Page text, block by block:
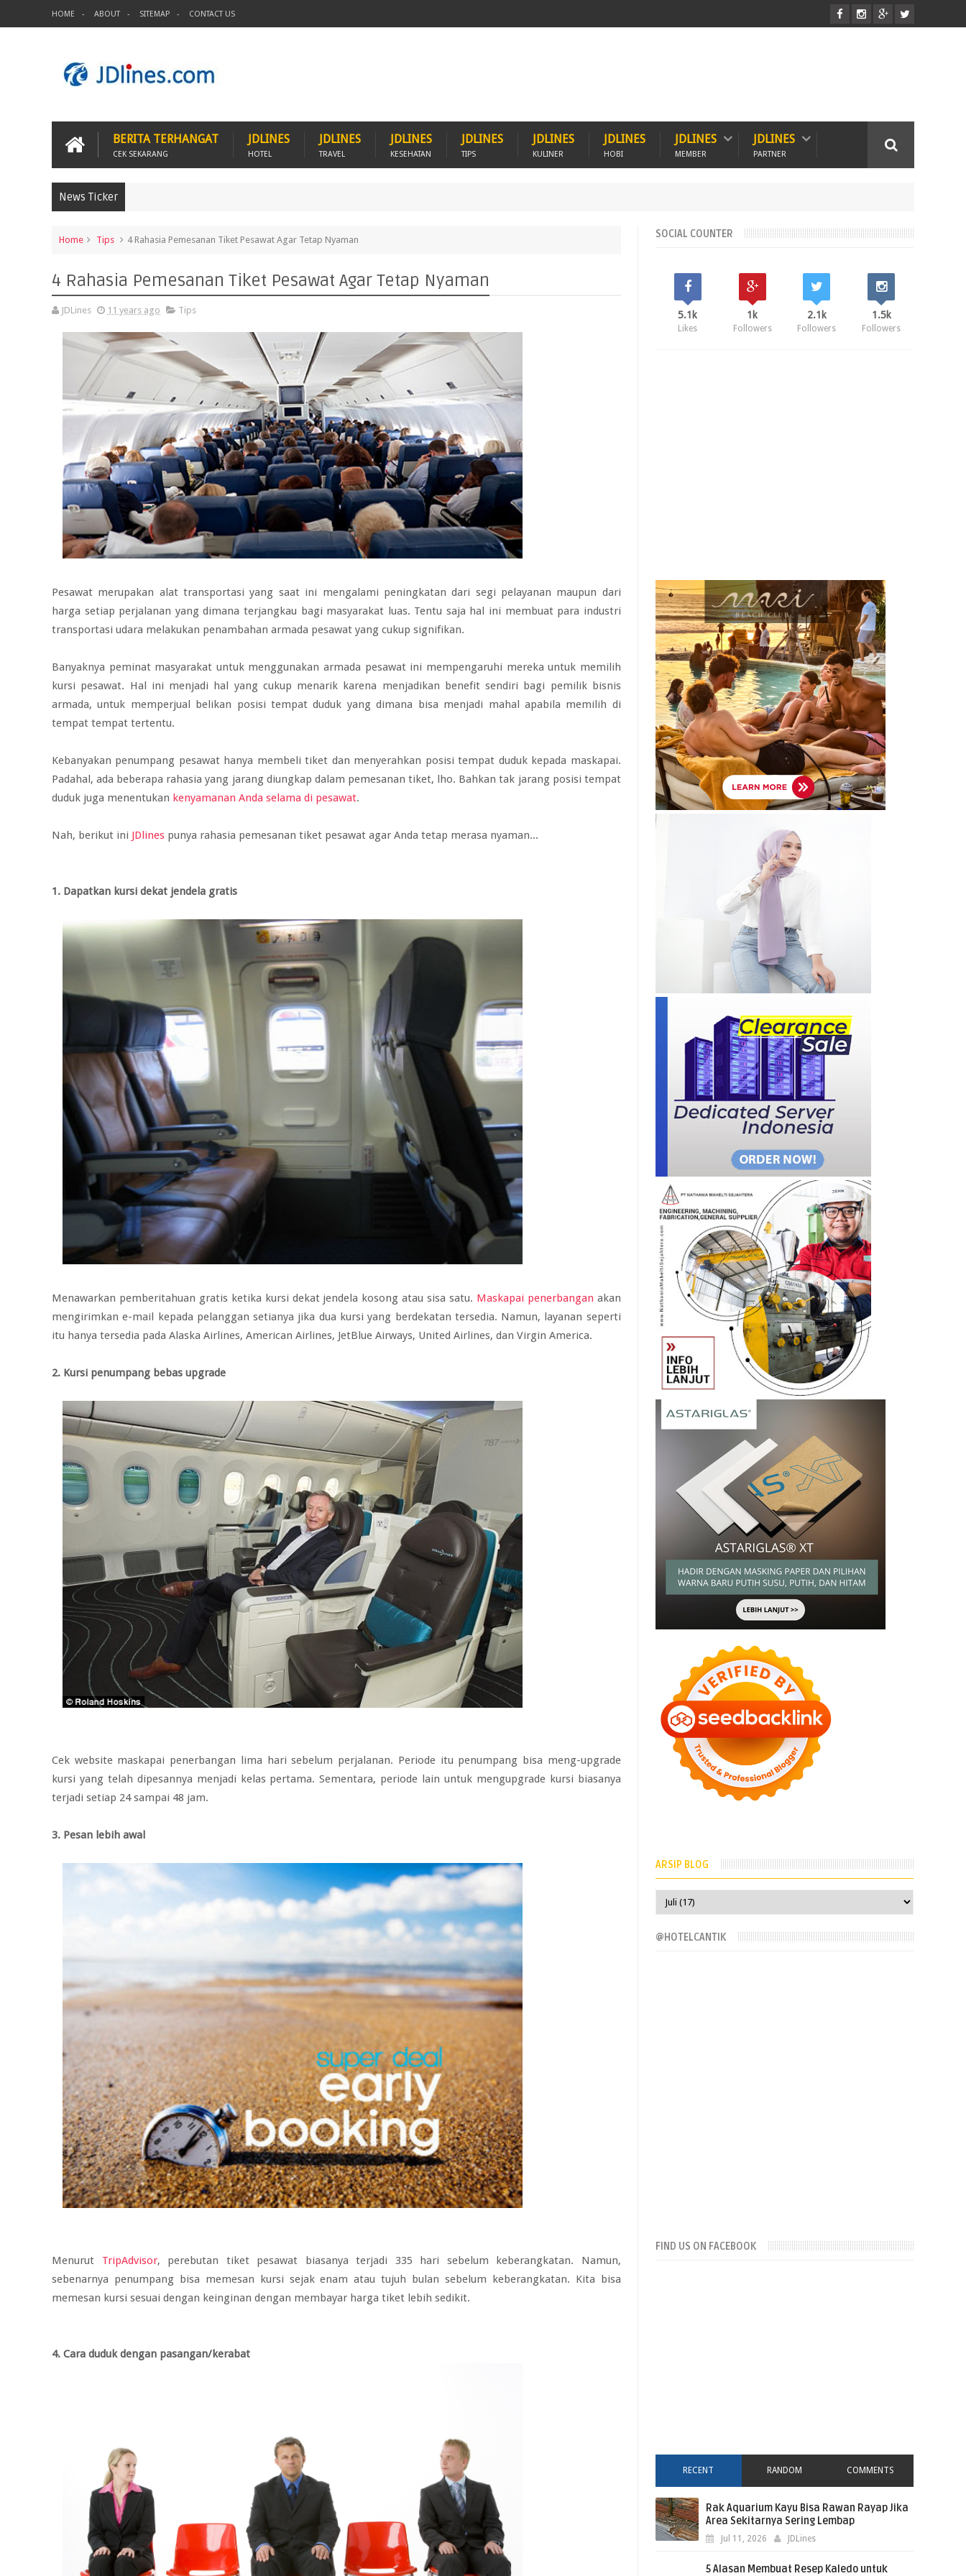
HOME ABOUT SITEMAP CONTACT US
BERITA TERHANGAT
CEK SEKARANG
JDLINES
HOTEL
JDLINES
TRAVEL
JDLINES
KESEHATAN
JDLINES
TIPS
JDLINES
KULINER
JDLINES
HOBI
JDLINES
MEMBER
JDLINES
PARTNER
News Ticker
Home Tips 4 Rahasia Pemesanan Tiket Pesawat Agar Tetap Nyaman
4 Rahasia Pemesanan Tiket Pesawat Agar Tetap Nyaman
JDLines 11 years ago Tips
Pesawat merupakan alat transportasi yang saat ini mengalami peningkatan dari segi pelayanan maupun dari
harga setiap perjalanan yang dimana terjangkau bagi masyarakat luas. Tentu saja hal ini membuat para industri
transportasi udara melakukan penambahan armada pesawat yang cukup signifikan.
Banyaknya peminat masyarakat untuk menggunakan armada pesawat ini mempengaruhi mereka untuk memilih
kursi pesawat. Hal ini menjadi hal yang cukup menarik karena menjadikan benefit sendiri bagi pemilik bisnis
armada, untuk memperjual belikan posisi tempat duduk yang dimana bisa menjadi mahal apabila memilih di
tempat tempat tertentu.
Kebanyakan penumpang pesawat hanya membeli tiket dan menyerahkan posisi tempat duduk kepada maskapai.
Padahal, ada beberapa rahasia yang jarang diungkap dalam pemesanan tiket, lho. Bahkan tak jarang posisi tempat
duduk juga menentukan kenyamanan Anda selama di pesawat.
Nah, berikut ini JDlines punya rahasia pemesanan tiket pesawat agar Anda tetap merasa nyaman...
1. Dapatkan kursi dekat jendela gratis
Menawarkan pemberitahuan gratis ketika kursi dekat jendela kosong atau sisa satu. Maskapai penerbangan akan
mengirimkan e-mail kepada pelanggan setianya jika dua kursi yang berdekatan tersedia. Namun, layanan seperti
itu hanya tersedia pada Alaska Airlines, American Airlines, JetBlue Airways, United Airlines, dan Virgin America.
2. Kursi penumpang bebas upgrade
Cek website maskapai penerbangan lima hari sebelum perjalanan. Periode itu penumpang bisa meng-upgrade
kursi yang telah dipesannya menjadi kelas pertama. Sementara, periode lain untuk mengupgrade kursi biasanya
terjadi setiap 24 sampai 48 jam.
3. Pesan lebih awal
Menurut TripAdvisor, perebutan tiket pesawat biasanya terjadi 335 hari sebelum keberangkatan. Namun,
sebenarnya penumpang bisa memesan kursi sejak enam atau tujuh bulan sebelum keberangkatan. Kita bisa
memesan kursi sesuai dengan keinginan dengan membayar harga tiket lebih sedikit.
4. Cara duduk dengan pasangan/kerabat
SOCIAL COUNTER
5.1k
Likes
1k
Followers
2.1k
Followers
1.5k
Followers
ARSIP BLOG
@HOTELCANTIK
FIND US ON FACEBOOK
RECENT RANDOM COMMENTS
Rak Aquarium Kayu Bisa Rawan Rayap Jika
Area Sekitarnya Sering Lembap
Jul 11, 2026 JDLines
5 Alasan Membuat Resep Kaledo untuk